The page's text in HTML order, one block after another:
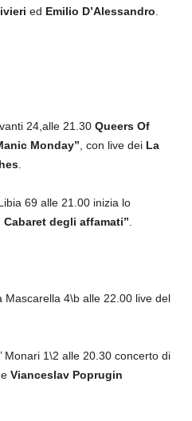
ed Emilio D’Alessandro
24,alle 21.30 Queers Of
Monday” , con live dei La
69 alle 21.00 inizia lo
degli affamati”
Mascarella 4\b alle 22.00 live del
Monari 1\2 alle 20.30 concerto di
Vianceslav Poprugin